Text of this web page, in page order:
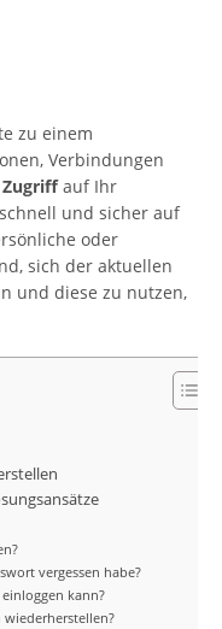
zu einem
Verbindungen
auf Ihr
und sicher auf
oder
sich der aktuellen
und diese zu nutzen,
vergessen habe?
kann?
wiederherstellen?